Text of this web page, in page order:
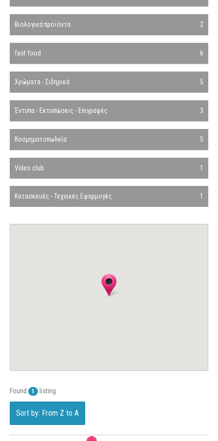
Βιολογικά προϊόντα 2
fast food 6
Χρώματα - Σιδηρικά 5
Έντυπα - Εκτυπώσεις - Επιγραφές 3
Κοσμηματοπωλεία 5
Video club 1
Κατασκευές - Τεχνικές Εφαρμογές 1
Found 1 listing
Sort by: From Z to A